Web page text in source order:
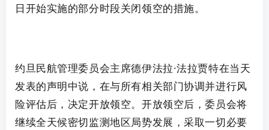
日开始实施的部分时段关闭领空的措施。
约旦民航管理委员会主席德伊法拉·法拉贾特在当天
发表的声明中说，在与所有相关部门协调并进行风
险评估后，决定开放领空。开放领空后，委员会将
继续全天候密切监测地区局势发展，采取一切必要